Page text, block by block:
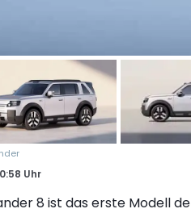
Uhr
8 ist das erste Modell